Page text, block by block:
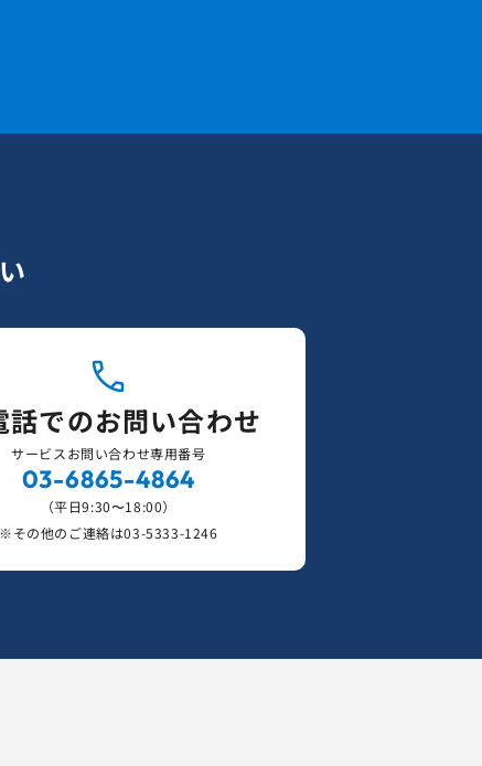
話でのお問い合わせ
サービスお問い合わせ専用番号
03-6865-4864
（平日9:30〜18:00）
※その他のご連絡は03-5333-1246